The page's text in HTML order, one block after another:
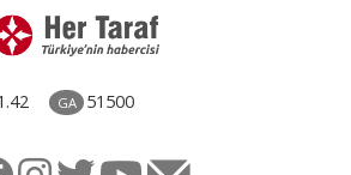
GA 51500